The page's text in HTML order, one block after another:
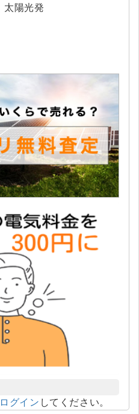
が謎。。 太陽光発
ログイン してください。